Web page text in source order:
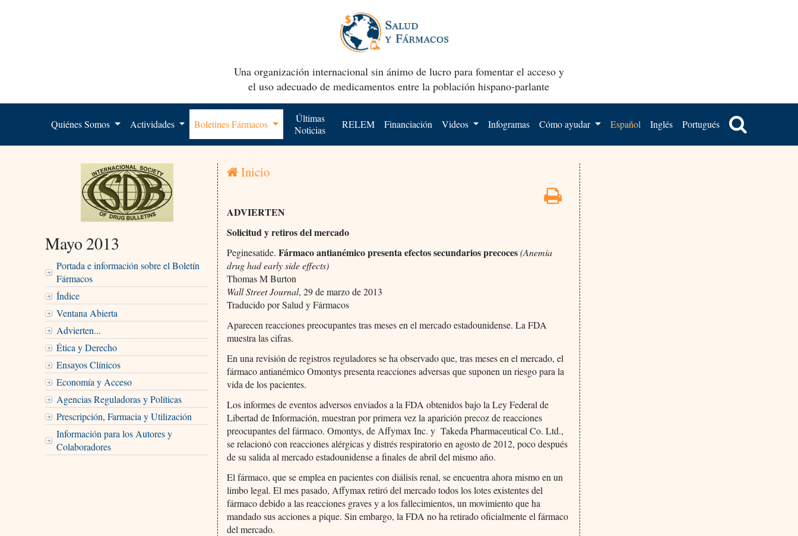
Una organización internacional sin ánimo de lucro para fomentar el acceso y
el uso adecuado de medicamentos entre la población hispano-parlante
Quiénes Somos Actividades Boletines Fármacos
Últimas
Noticias
RELEM Financiación Videos Infogramas Cómo ayudar Español Inglés Portugués
Mayo 2013
Portada e información sobre el Boletín
Fármacos
Índice
Ventana Abierta
Advierten...
Ética y Derecho
Ensayos Clínicos
Economía y Acceso
Agencias Reguladoras y Políticas
Prescripción, Farmacia y Utilización
Información para los Autores y
Colaboradores
Inicio
ADVIERTEN
Solicitud y retiros del mercado
Peginesatide. Fármaco antianémico presenta efectos secundarios precoces(Anemia
drug had early side effects)
Thomas M Burton
Wall Street Journal, 29 de marzo de 2013
Traducido por Salud y Fármacos
Aparecen reacciones preocupantes tras meses en el mercado estadounidense. La FDA
muestra las cifras.
En una revisión de registros reguladores se ha observado que, tras meses en el mercado, el
fármaco antianémico Omontys presenta reacciones adversas que suponen un riesgo para la
vida de los pacientes.
Los informes de eventos adversos enviados a la FDA obtenidos bajo la Ley Federal de
Libertad de Información, muestran por primera vez la aparición precoz de reacciones
preocupantes del fármaco. Omontys, de Affymax Inc. y Takeda Pharmaceutical Co. Ltd.,
se relacionó con reacciones alérgicas y distrés respiratorio en agosto de 2012, poco después
de su salida al mercado estadounidense a finales de abril del mismo año.
El fármaco, que se emplea en pacientes con diálisis renal, se encuentra ahora mismo en un
limbo legal. El mes pasado, Affymax retiró del mercado todos los lotes existentes del
fármaco debido a las reacciones graves y a los fallecimientos, un movimiento que ha
mandado sus acciones a pique. Sin embargo, la FDA no ha retirado oficialmente el fármaco
del mercado.